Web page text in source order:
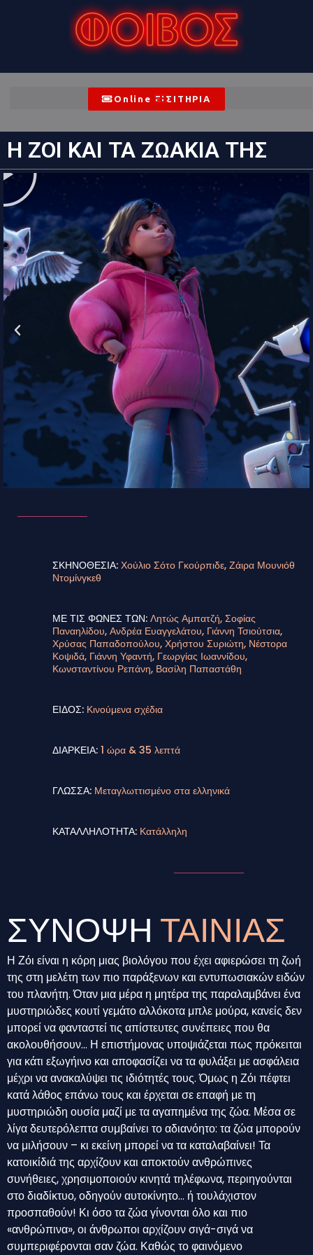
Online ΕΙΣΙΤΗΡΙΑ
Η ΖΟΙ ΚΑΙ ΤΑ ΖΩΑΚΙΑ ΤΗΣ
ΣΚΗΝΟΘΕΣΙΑ: Χούλιο Σότο Γκούρπιδε, Ζάιρα Μουνιόθ
Ντομίνγκεθ
ΜΕ ΤΙΣ ΦΩΝΕΣ ΤΩΝ: Λητώς Αμπατζή, Σοφίας
Παναηλίδου, Ανδρέα Ευαγγελάτου, Γιάννη Τσιούτσια,
Χρύσας Παπαδοπούλου, Χρήστου Συριώτη, Νέστορα
Κοψιδά, Γιάννη Υφαντή, Γεωργίας Ιωαννίδου,
Κωνσταντίνου Ρεπάνη, Βασίλη Παπαστάθη
ΕΙΔΟΣ: Κινούμενα σχέδια
ΔΙΑΡΚΕΙΑ: 1 ώρα & 35 λεπτά
ΓΛΩΣΣΑ: Μεταγλωττισμένο στα ελληνικά
ΚΑΤΑΛΛΗΛΟΤΗΤΑ: Κατάλληλη
ΣΥΝΟΨΗ ΤΑΙΝΙΑΣ
Η Ζόι είναι η κόρη μιας βιολόγου που έχει αφιερώσει τη ζωή
της στη μελέτη των πιο παράξενων και εντυπωσιακών ειδών
του πλανήτη. Όταν μια μέρα η μητέρα της παραλαμβάνει ένα
μυστηριώδες κουτί γεμάτο αλλόκοτα μπλε μούρα, κανείς δεν
μπορεί να φανταστεί τις απίστευτες συνέπειες που θα
ακολουθήσουν… Η επιστήμονας υποψιάζεται πως πρόκειται
για κάτι εξωγήινο και αποφασίζει να τα φυλάξει με ασφάλεια
μέχρι να ανακαλύψει τις ιδιότητές τους. Όμως η Ζόι πέφτει
κατά λάθος επάνω τους και έρχεται σε επαφή με τη
μυστηριώδη ουσία μαζί με τα αγαπημένα της ζώα. Μέσα σε
λίγα δευτερόλεπτα συμβαίνει το αδιανόητο: τα ζώα μπορούν
να μιλήσουν – κι εκείνη μπορεί να τα καταλαβαίνει! Τα
κατοικίδιά της αρχίζουν και αποκτούν ανθρώπινες
συνήθειες, χρησιμοποιούν κινητά τηλέφωνα, περιηγούνται
στο διαδίκτυο, οδηγούν αυτοκίνητο… ή τουλάχιστον
προσπαθούν! Κι όσο τα ζώα γίνονται όλο και πιο
«ανθρώπινα», οι άνθρωποι αρχίζουν σιγά-σιγά να
συμπεριφέρονται σαν ζώα. Καθώς το φαινόμενο